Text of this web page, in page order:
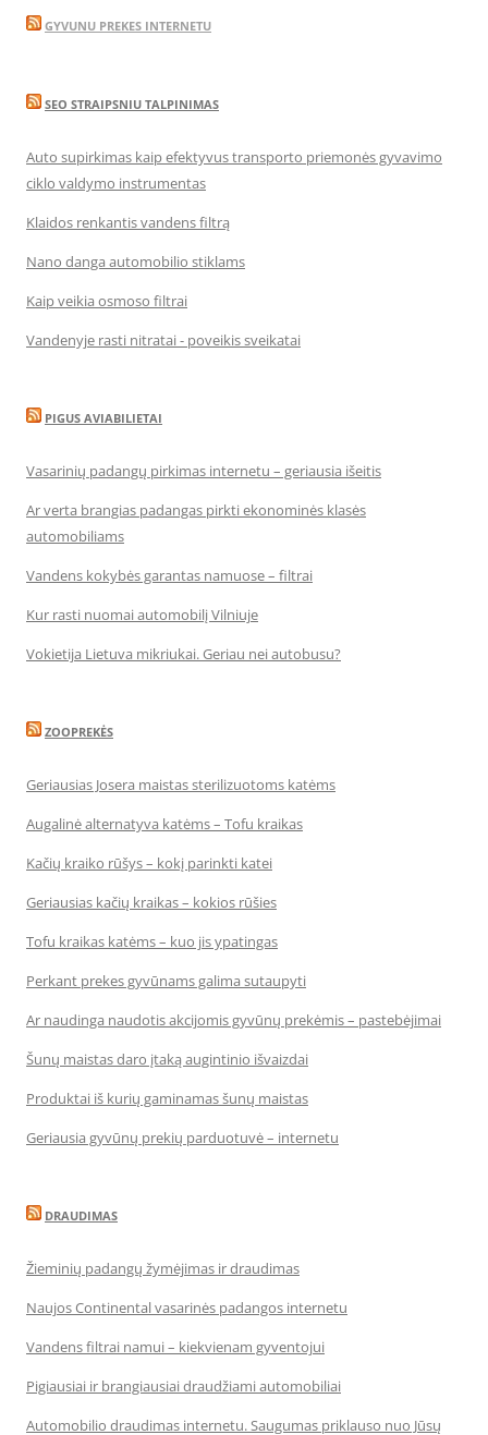
GYVUNU PREKES INTERNETU
SEO STRAIPSNIU TALPINIMAS
Auto supirkimas kaip efektyvus transporto priemonės gyvavimo
ciklo valdymo instrumentas
Klaidos renkantis vandens filtrą
Nano danga automobilio stiklams
Kaip veikia osmoso filtrai
Vandenyje rasti nitratai - poveikis sveikatai
PIGUS AVIABILIETAI
Vasarinių padangų pirkimas internetu – geriausia išeitis
Ar verta brangias padangas pirkti ekonominės klasės
automobiliams
Vandens kokybės garantas namuose – filtrai
Kur rasti nuomai automobilį Vilniuje
Vokietija Lietuva mikriukai. Geriau nei autobusu?
ZOOPREKĖS
Geriausias Josera maistas sterilizuotoms katėms
Augalinė alternatyva katėms – Tofu kraikas
Kačių kraiko rūšys – kokį parinkti katei
Geriausias kačių kraikas – kokios rūšies
Tofu kraikas katėms – kuo jis ypatingas
Perkant prekes gyvūnams galima sutaupyti
Ar naudinga naudotis akcijomis gyvūnų prekėmis – pastebėjimai
Šunų maistas daro įtaką augintinio išvaizdai
Produktai iš kurių gaminamas šunų maistas
Geriausia gyvūnų prekių parduotuvė – internetu
DRAUDIMAS
Žieminių padangų žymėjimas ir draudimas
Naujos Continental vasarinės padangos internetu
Vandens filtrai namui – kiekvienam gyventojui
Pigiausiai ir brangiausiai draudžiami automobiliai
Automobilio draudimas internetu. Saugumas priklauso nuo Jūsų